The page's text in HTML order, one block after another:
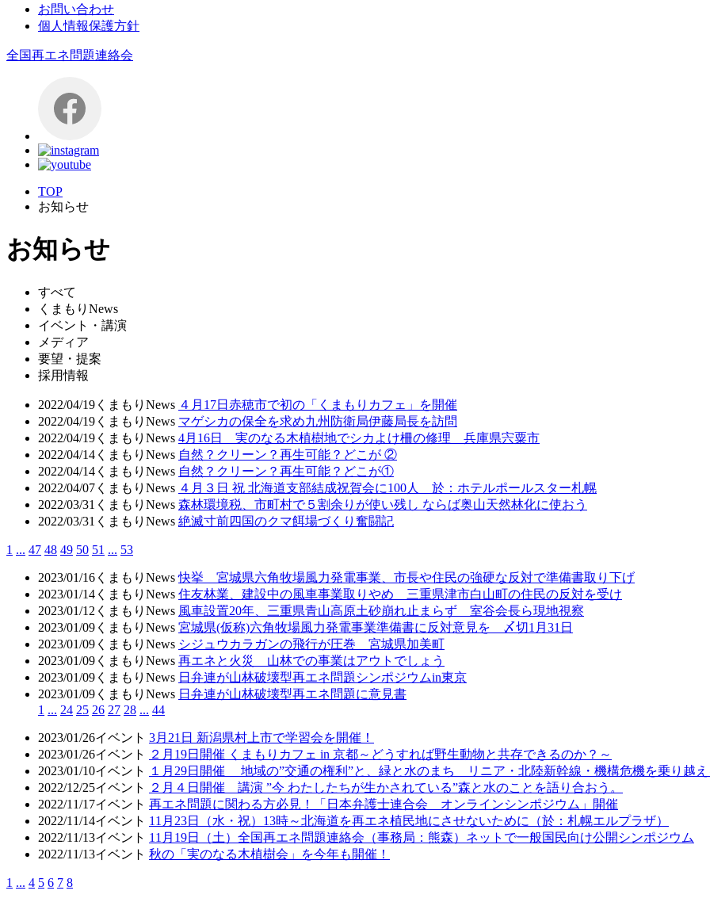
お問い合わせ
個人情報保護方針
全国再エネ問題連絡会
TOP
お知らせ
お知らせ
すべて
くまもりNews
イベント・講演
メディア
要望・提案
採用情報
2022/04/19 くまもりNews ４月17日赤穂市で初の「くまもりカフェ」を開催
2022/04/19 くまもりNews マゲシカの保全を求め九州防衛局伊藤局長を訪問
2022/04/19 くまもりNews 4月16日 実のなる木植樹地でシカよけ柵の修理 兵庫県宍粟市
2022/04/14 くまもりNews 自然？クリーン？再生可能？どこが ②
2022/04/14 くまもりNews 自然？クリーン？再生可能？どこが①
2022/04/07 くまもりNews ４月３日 祝 北海道支部結成祝賀会に100人 於：ホテルポールスター札幌
2022/03/31 くまもりNews 森林環境税、市町村で５割余りが使い残し ならば奥山天然林化に使おう
2022/03/31 くまもりNews 絶滅寸前四国のクマ餌場づくり奮闘記
1 ... 47 48 49 50 51 ... 53
2023/01/16 くまもりNews 快挙 宮城県六角牧場風力発電事業、市長や住民の強硬な反対で準備書取り下げ
2023/01/14 くまもりNews 住友林業、建設中の風車事業取りやめ 三重県津市白山町の住民の反対を受け
2023/01/12 くまもりNews 風車設置20年、三重県青山高原土砂崩れ止まらず 室谷会長ら現地視察
2023/01/09 くまもりNews 宮城県(仮称)六角牧場風力発電事業準備書に反対意見を 〆切1月31日
2023/01/09 くまもりNews シジュウカラガンの飛行が圧巻 宮城県加美町
2023/01/09 くまもりNews 再エネと火災 山林での事業はアウトでしょう
2023/01/09 くまもりNews 日弁連が山林破壊型再エネ問題シンポジウムin東京
2023/01/09 くまもりNews 日弁連が山林破壊型再エネ問題に意見書
1 ... 24 25 26 27 28 ... 44
2023/01/26イベント 3月21日 新潟県村上市で学習会を開催！
2023/01/26イベント
２月19日開催 くまもりカフェ in 京都～どうすれば野生動物と共存できるのか？～
2023/01/10イベント
１月29日開催 地域の”交通の権利”と、緑と水のまち リニア・北陸新幹線・機構危機を乗り越
2022/12/25イベント
２月４日開催 講演 ”今 わたしたちが生かされている”森と水のことを語り合おう。
2022/11/17イベント 再エネ問題に関わる方必見！「日本弁護士連合会 オンラインシンポジウム」開催
2022/11/14イベント 11月23日（水・祝）13時～北海道を再エネ植民地にさせないために（於：札幌エルプラザ）
2022/11/13イベント 11月19日（土）全国再エネ問題連絡会（事務局：熊森）ネットで一般国民向け公開シンポジウム
2022/11/13イベント 秋の「実のなる木植樹会」を今年も開催！
1 ... 4 5 6 7 8